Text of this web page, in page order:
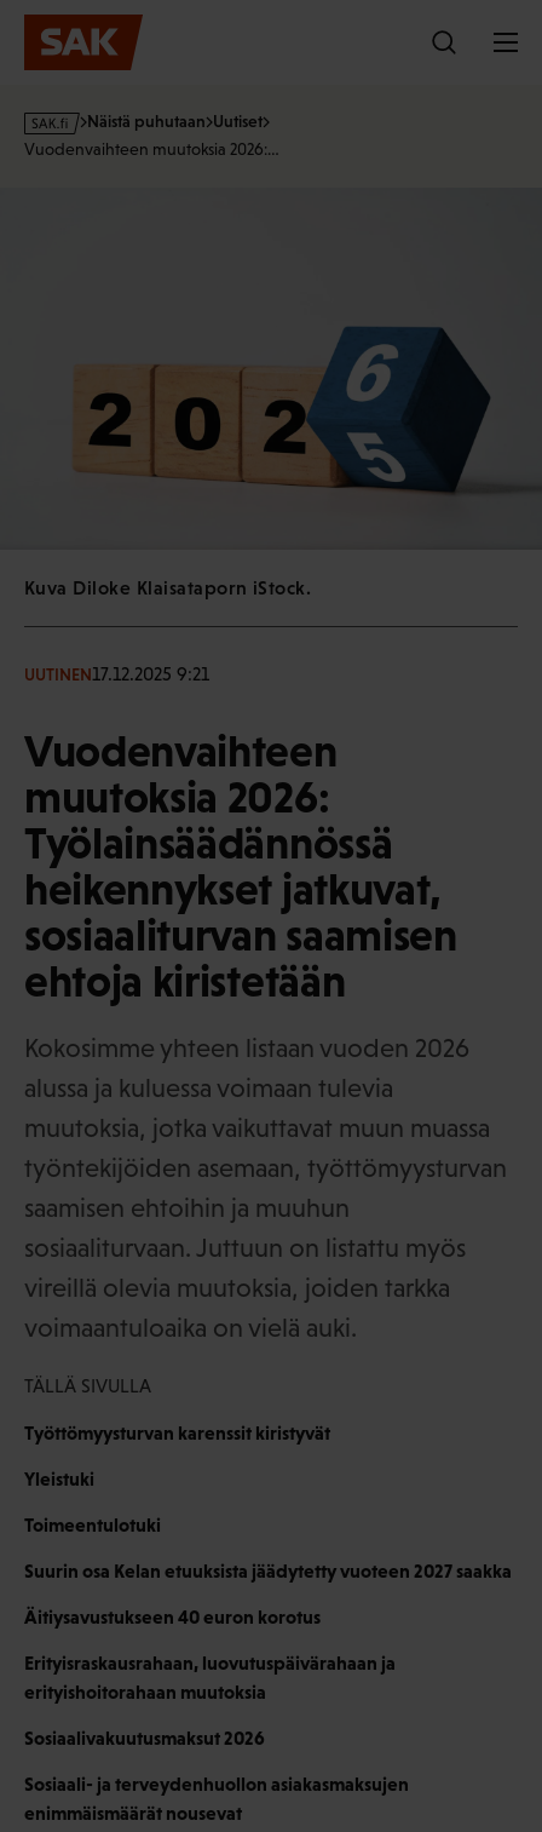
Hyppää
sisältöön
s
a
Näistä puhutaan Uutiset
Vuodenvaihteen muutoksia 2026:…
Kuva Diloke Klaisataporn iStock.
UUTINEN17.12.2025 9:21
Vuodenvaihteen
muutoksia 2026:
Työlainsäädännössä
heikennykset jatkuvat,
sosiaaliturvan saamisen
ehtoja kiristetään
Kokosimme yhteen listaan vuoden 2026
alussa ja kuluessa voimaan tulevia
muutoksia, jotka vaikuttavat muun muassa
työntekijöiden asemaan, työttömyysturvan
saamisen ehtoihin ja muuhun
sosiaaliturvaan. Juttuun on listattu myös
vireillä olevia muutoksia, joiden tarkka
voimaantuloaika on vielä auki.
TÄLLÄ SIVULLA
Työttömyysturvan karenssit kiristyvät
Yleistuki
Toimeentulotuki
Suurin osa Kelan etuuksista jäädytetty vuoteen 2027 saakka
Äitiysavustukseen 40 euron korotus
Erityisraskausrahaan, luovutuspäivärahaan ja
erityishoitorahaan muutoksia
Sosiaalivakuutusmaksut 2026
Sosiaali- ja terveydenhuollon asiakasmaksujen
enimmäismäärät nousevat